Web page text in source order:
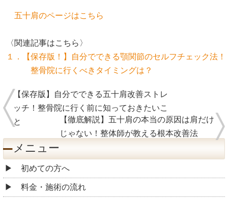
五十肩のページはこちら
１．
【保存版！】自分でできる顎関節のセルフチェック法！
整骨院に行くべきタイミングは？
【保存版】自分でできる五十肩改善ストレ
ッチ！整骨院に行く前に知っておきたいこ
と
【徹底解説】五十肩の本当の原因は肩だけ
じゃない！整体師が教える根本改善法
メニュー
初めての方へ
料金・施術の流れ